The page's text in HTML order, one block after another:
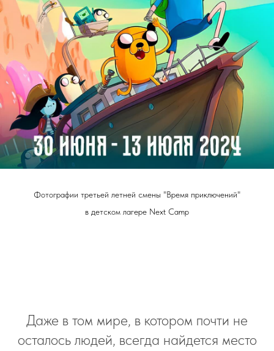
Фотографии третьей летней смены "Время приключений"
в детском лагере Next Camp
Даже в том мире, в котором почти не
осталось людей, всегда найдется место